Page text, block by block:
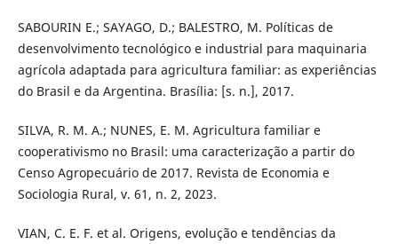
SABOURIN E.; SAYAGO, D.; BALESTRO, M. Políticas de
desenvolvimento tecnológico e industrial para maquinaria
agrícola adaptada para agricultura familiar: as experiências
do Brasil e da Argentina. Brasília: [s. n.], 2017.
SILVA, R. M. A.; NUNES, E. M. Agricultura familiar e
cooperativismo no Brasil: uma caracterização a partir do
Censo Agropecuário de 2017. Revista de Economia e
Sociologia Rural, v. 61, n. 2, 2023.
VIAN, C. E. F. et al. Origens, evolução e tendências da